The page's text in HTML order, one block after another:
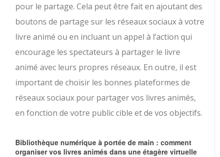
pour le partage. Cela peut être fait en ajoutant des
boutons de partage sur les réseaux sociaux à votre
livre animé ou en incluant un appel à l’action qui
encourage les spectateurs à partager le livre
animé avec leurs propres réseaux. En outre, il est
important de choisir les bonnes plateformes de
réseaux sociaux pour partager vos livres animés,
en fonction de votre public cible et de vos objectifs.
Bibliothèque numérique à portée de main : comment
organiser vos livres animés dans une étagère virtuelle